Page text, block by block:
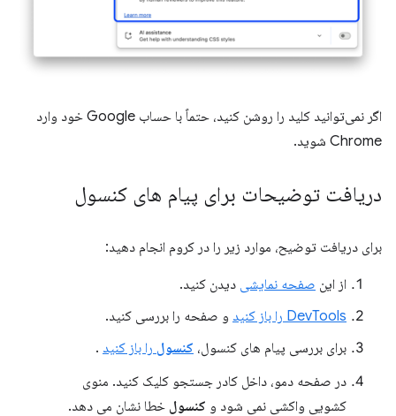
اگر نمی‌توانید کلید را روشن کنید، حتماً با حساب Google خود وارد
Chrome شوید.
دریافت توضیحات برای پیام های کنسول
برای دریافت توضیح، موارد زیر را در کروم انجام دهید:
از این صفحه نمایشی دیدن کنید.
DevTools را باز کنید
و صفحه را بررسی کنید.
برای بررسی پیام های کنسول، کنسول را باز کنید .
در صفحه دمو، داخل کادر جستجو کلیک کنید. منوی
کشویی واکشی نمی شود و کنسول خطا نشان می دهد.